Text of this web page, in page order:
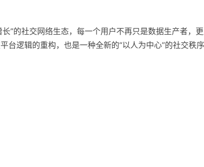
”的社交网络生态，每一个用户不再只是数据生产者，
台逻辑的重构，也是一种全新的“以人为中心”的社交秩序